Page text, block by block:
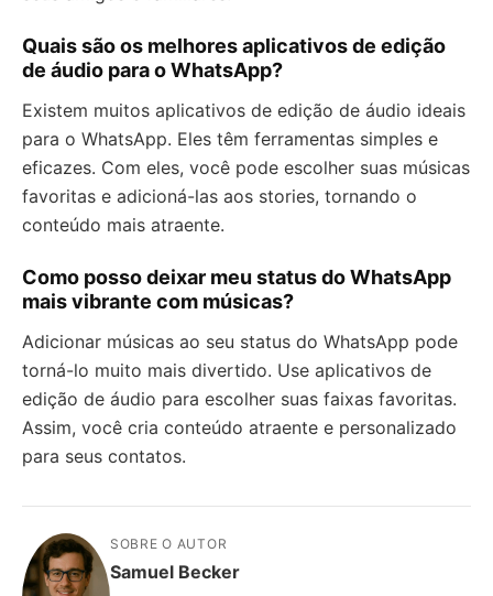
Quais são os melhores aplicativos de edição
de áudio para o WhatsApp?
Existem muitos aplicativos de edição de áudio ideais
para o WhatsApp. Eles têm ferramentas simples e
eficazes. Com eles, você pode escolher suas músicas
favoritas e adicioná-las aos stories, tornando o
conteúdo mais atraente.
Como posso deixar meu status do WhatsApp
mais vibrante com músicas?
Adicionar músicas ao seu status do WhatsApp pode
torná-lo muito mais divertido. Use aplicativos de
edição de áudio para escolher suas faixas favoritas.
Assim, você cria conteúdo atraente e personalizado
para seus contatos.
SOBRE O AUTOR
Samuel Becker